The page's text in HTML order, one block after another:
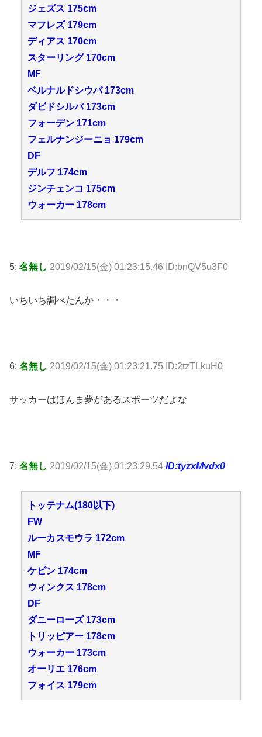
ジェズス 175cm
マフレズ 179cm
ディアス 170cm
スターリング 170cm
MF
ベルナルドシウバ 173cm
ダビドシルバ 173cm
フォーデン 171cm
フェルナンジーニョ 179cm
DF
デルフ 174cm
ジンチェンコ 175cm
ウォーカー 178cm
5: 名無し 2019/02/15(金) 01:23:15.46 ID:bnQV5u3F0
いちいち調べたんか・・・
6: 名無し 2019/02/15(金) 01:23:21.75 ID:2tzTLkuH0
サッカーはほんま夢があるスポーツだよな
7: 名無し 2019/02/15(金) 01:23:29.54 ID:tyzxMvdx0
トッテナム(180以下)
FW
ルーカスモウラ 172cm
MF
ケビン 174cm
ウィンクス 178cm
DF
ダニーローズ 173cm
トリッピアー 178cm
ウォーカー 173cm
オーリエ 176cm
フォイス 179cm